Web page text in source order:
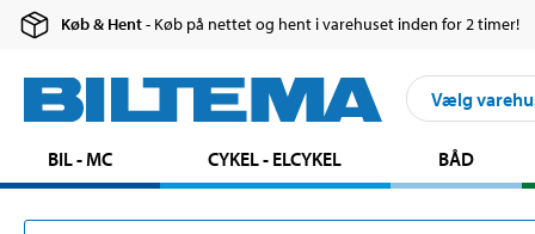
Køb & Hent- Køb på nettet og hent i varehuset inden for 2 timer!
Vælg
BIL - MC CYKEL - ELCYKEL BÅD